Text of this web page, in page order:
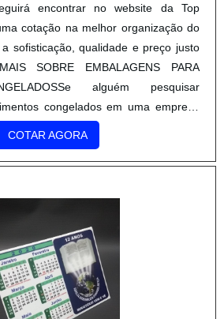
encontrar no website da Top
cotação na melhor organização do
sofisticação, qualidade e preço justo
SOBRE EMBALAGENS PARA
alguém pesquisar
congelados em uma empresa
serviços, depara com a Top Quality.
papel kraft e etiqueta com cordão,
final para a fidelização do
produtos e serviços que tenham
detalhes primordiais que
por muitas empresas que não focam
importante lembrar que o produto
com empresas especializadas no
COTAR AGORA